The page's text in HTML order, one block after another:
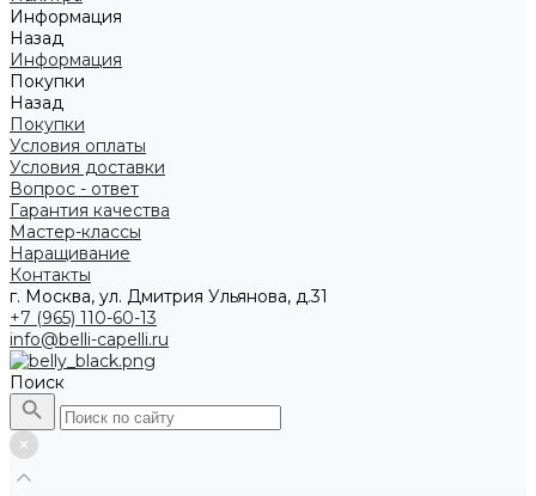
Информация
Назад
Информация
Покупки
Назад
Покупки
Условия оплаты
Условия доставки
Вопрос - ответ
Гарантия качества
Мастер-классы
Наращивание
Контакты
г. Москва, ул. Дмитрия Ульянова, д.31
+7 (965) 110-60-13
info@belli-capelli.ru
Поиск